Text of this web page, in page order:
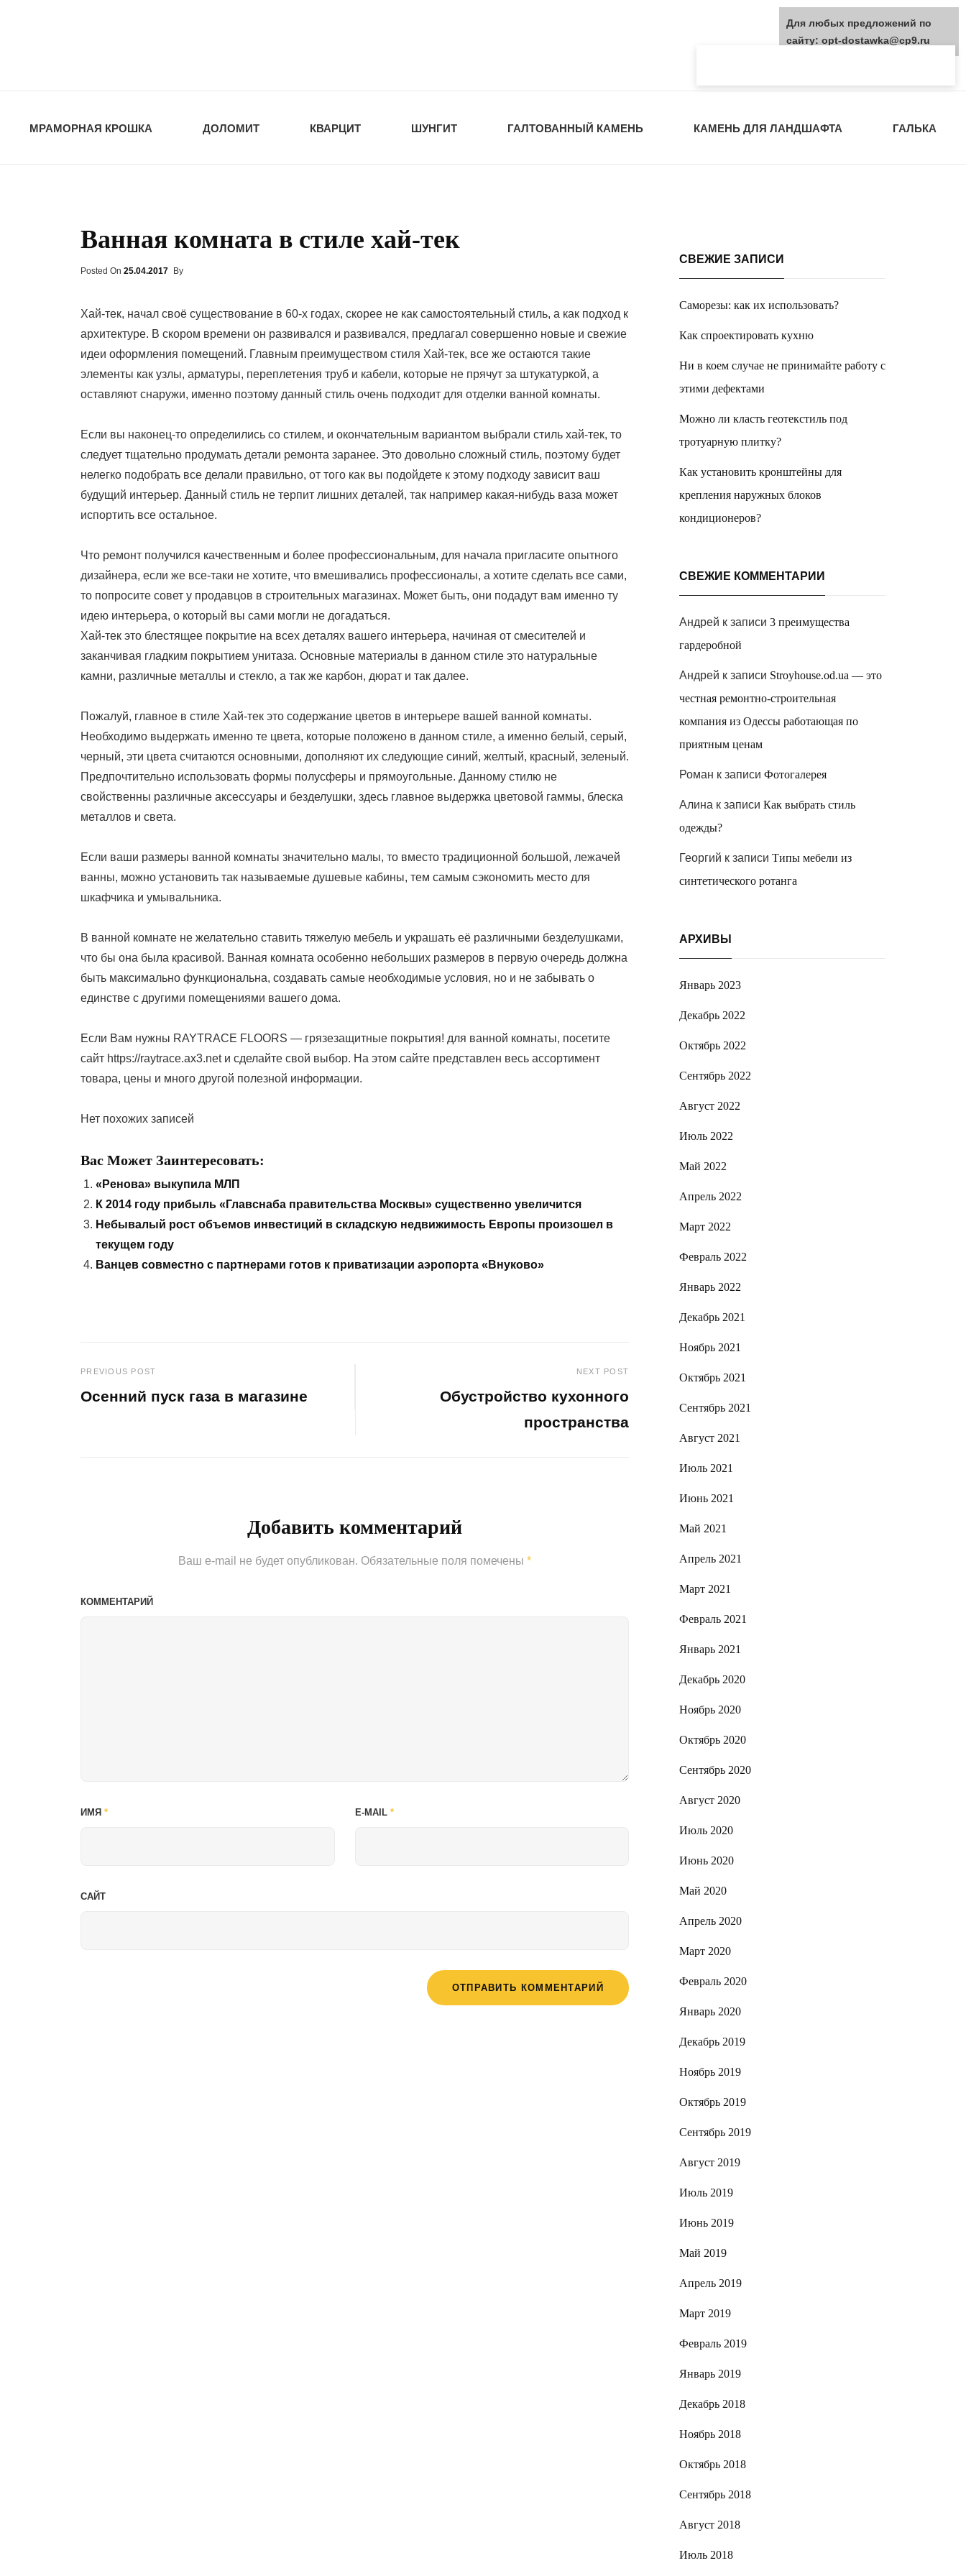
МРАМОРНАЯ КРОШКА ДОЛОМИТ КВАРЦИТ ШУНГИТ ГАЛТОВАННЫЙ КАМЕНЬ КАМЕНЬ ДЛЯ ЛАНДШАФТА ГАЛЬКА
Ванная комната в стиле хай-тек
Posted On Posted
25.04.2017 By
Хай-тек, начал своё существование в 60-х годах, скорее не как самостоятельный стиль, а как подход к
архитектуре. В скором времени он развивался и развивался, предлагал совершенно новые и свежие
идеи оформления помещений. Главным преимуществом стиля Хай-тек, все же остаются такие
элементы как узлы, арматуры, переплетения труб и кабели, которые не прячут за штукатуркой, а
оставляют снаружи, именно поэтому данный стиль очень подходит для отделки ванной комнаты.
Если вы наконец-то определились со стилем, и окончательным вариантом выбрали стиль хай-тек, то
следует тщательно продумать детали ремонта заранее. Это довольно сложный стиль, поэтому будет
нелегко подобрать все делали правильно, от того как вы подойдете к этому подходу зависит ваш
будущий интерьер. Данный стиль не терпит лишних деталей, так например какая-нибудь ваза может
испортить все остальное.
Что ремонт получился качественным и более профессиональным, для начала пригласите опытного
дизайнера, если же все-таки не хотите, что вмешивались профессионалы, а хотите сделать все сами,
то попросите совет у продавцов в строительных магазинах. Может быть, они подадут вам именно ту
идею интерьера, о который вы сами могли не догадаться.
Хай-тек это блестящее покрытие на всех деталях вашего интерьера, начиная от смесителей и
заканчивая гладким покрытием унитаза. Основные материалы в данном стиле это натуральные
камни, различные металлы и стекло, а так же карбон, дюрат и так далее.
Пожалуй, главное в стиле Хай-тек это содержание цветов в интерьере вашей ванной комнаты.
Необходимо выдержать именно те цвета, которые положено в данном стиле, а именно белый, серый,
черный, эти цвета считаются основными, дополняют их следующие синий, желтый, красный, зеленый.
Предпочтительно использовать формы полусферы и прямоугольные. Данному стилю не
свойственны различные аксессуары и безделушки, здесь главное выдержка цветовой гаммы, блеска
металлов и света.
Если ваши размеры ванной комнаты значительно малы, то вместо традиционной большой, лежачей
ванны, можно установить так называемые душевые кабины, тем самым сэкономить место для
шкафчика и умывальника.
В ванной комнате не желательно ставить тяжелую мебель и украшать её различными безделушками,
что бы она была красивой. Ванная комната особенно небольших размеров в первую очередь должна
быть максимально функциональна, создавать самые необходимые условия, но и не забывать о
единстве с другими помещениями вашего дома.
Если Вам нужны RAYTRACE FLOORS — грязезащитные покрытия! для ванной комнаты, посетите
сайт https://raytrace.ax3.net и сделайте свой выбор. На этом сайте представлен весь ассортимент
товара, цены и много другой полезной информации.
Нет похожих записей
Вас Может Заинтересовать:
«Ренова» выкупила МЛП
К 2014 году прибыль «Главснаба правительства Москвы» существенно увеличится
Небывалый рост объемов инвестиций в складскую недвижимость Европы произошел в
текущем году
Ванцев совместно с партнерами готов к приватизации аэропорта «Внуково»
Навигация
PREVIOUS POST
Осенний пуск газа в магазине
NEXT POST
Обустройство кухонного
пространства
Добавить комментарий
Ваш e-mail не будет опубликован. Обязательные поля помечены *
КОММЕНТАРИЙ
ИМЯ * E-MAIL *
САЙТ
СВЕЖИЕ ЗАПИСИ
Саморезы: как их использовать?
Как спроектировать кухню
Ни в коем случае не принимайте работу с
этими дефектами
Можно ли класть геотекстиль под
тротуарную плитку?
Как установить кронштейны для
крепления наружных блоков
кондиционеров?
СВЕЖИЕ КОММЕНТАРИИ
Андрей к записи 3 преимущества
гардеробной
Андрей к записи Stroyhouse.od.ua — это
честная ремонтно-строительная
компания из Одессы работающая по
приятным ценам
Роман к записи Фотогалерея
Алина к записи Как выбрать стиль
одежды?
Георгий к записи Типы мебели из
синтетического ротанга
АРХИВЫ
Январь 2023
Декабрь 2022
Октябрь 2022
Сентябрь 2022
Август 2022
Июль 2022
Май 2022
Апрель 2022
Март 2022
Февраль 2022
Январь 2022
Декабрь 2021
Ноябрь 2021
Октябрь 2021
Сентябрь 2021
Август 2021
Июль 2021
Июнь 2021
Май 2021
Апрель 2021
Март 2021
Февраль 2021
Январь 2021
Декабрь 2020
Ноябрь 2020
Октябрь 2020
Сентябрь 2020
Август 2020
Июль 2020
Июнь 2020
Май 2020
Апрель 2020
Март 2020
Февраль 2020
Январь 2020
Декабрь 2019
Ноябрь 2019
Октябрь 2019
Сентябрь 2019
Август 2019
Июль 2019
Июнь 2019
Май 2019
Апрель 2019
Март 2019
Февраль 2019
Январь 2019
Декабрь 2018
Ноябрь 2018
Октябрь 2018
Сентябрь 2018
Август 2018
Июль 2018
Для любых предложений по
сайту: opt-dostawka@cp9.ru